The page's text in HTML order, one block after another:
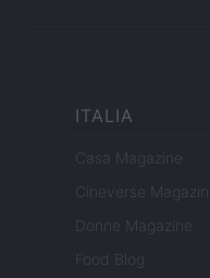
ITALIA
Casa Magazine
Cineverse Magazine
Donne Magazine
Food Blog